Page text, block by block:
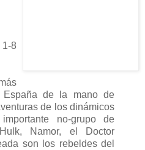
8
de la mano de
de los dinámicos
no-grupo de
Namor, el Doctor
son los rebeldes del